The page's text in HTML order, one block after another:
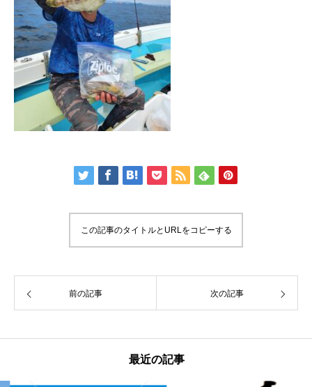
この記事のタイトルとURLをコピーする
前の記事 次の記事
最近の記事